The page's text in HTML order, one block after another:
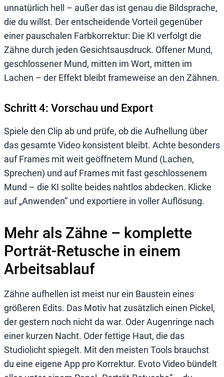
unnatürlich hell – außer das ist genau die Bildsprache,
die du willst. Der entscheidende Vorteil gegenüber
einer pauschalen Farbkorrektur: Die KI verfolgt die
Zähne durch jeden Gesichtsausdruck. Offener Mund,
geschlossener Mund, mitten im Wort, mitten im
Lachen – der Effekt bleibt frameweise an den Zähnen.
Schritt 4: Vorschau und Export
Spiele den Clip ab und prüfe, ob die Aufhellung über
das gesamte Video konsistent bleibt. Achte besonders
auf Frames mit weit geöffnetem Mund (Lachen,
Sprechen) und auf Frames mit fast geschlossenem
Mund – die KI sollte beides nahtlos abdecken. Klicke
auf „Anwenden“ und exportiere in voller Auflösung.
Mehr als Zähne – komplette
Porträt-Retusche in einem
Arbeitsablauf
Zähne aufhellen ist meist nur ein Baustein eines
größeren Edits. Das Motiv hat zusätzlich einen Pickel,
der gestern noch nicht da war. Oder Augenringe nach
einer kurzen Nacht. Oder fettige Haut, die das
Studiolicht spiegelt. Mit den meisten Tools brauchst
du eine eigene App pro Korrektur. Evoto Video bündelt